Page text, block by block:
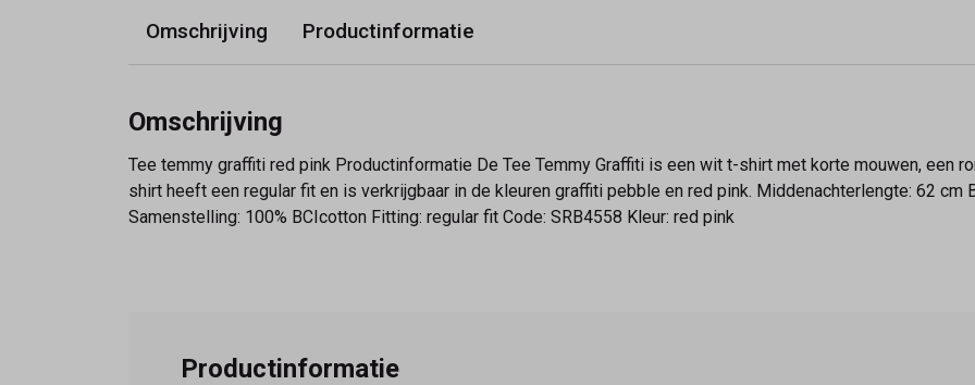
Omschrijving Productinformatie
Omschrijving
Tee temmy graffiti red pink Productinformatie De Tee Temmy Graffiti is een wit t-shirt met korte mouwen, een
shirt heeft een regular fit en is verkrijgbaar in de kleuren graffiti pebble en red pink. Middenachterlengte: 62 cm
Samenstelling: 100% BCIcotton Fitting: regular fit Code: SRB4558 Kleur: red pink
Productinformatie